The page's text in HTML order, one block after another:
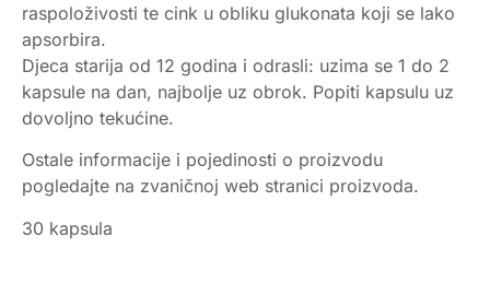
raspoloživosti te cink u obliku glukonata koji se lako
apsorbira.
Djeca starija od 12 godina i odrasli: uzima se 1 do 2
kapsule na dan, najbolje uz obrok. Popiti kapsulu uz
dovoljno tekućine.
Ostale informacije i pojedinosti o proizvodu
pogledajte na zvaničnoj web stranici proizvoda.
30 kapsula